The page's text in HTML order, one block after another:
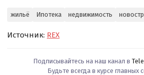
жильё Ипотека недвижимость
Источник: REX
Подписывайтесь на наш канал в
Будьте всегда в курсе главных